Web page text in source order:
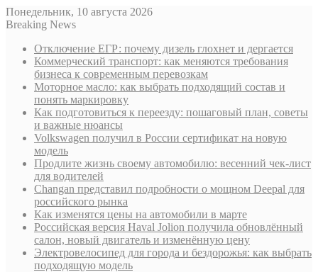
Понедельник, 10 августа 2026
Breaking News
Отключение ЕГР: почему дизель глохнет и дергается
Коммерческий транспорт: как меняются требования
бизнеса к современным перевозкам
Моторное масло: как выбрать подходящий состав и
понять маркировку
Как подготовиться к переезду: пошаговый план, советы
и важные нюансы
Volkswagen получил в России сертификат на новую
модель
Продлите жизнь своему автомобилю: весенний чек-лист
для водителей
Changan представил подробности о мощном Deepal для
российского рынка
Как изменятся цены на автомобили в марте
Российская версия Haval Jolion получила обновлённый
салон, новый двигатель и изменённую цену
Электровелосипед для города и бездорожья: как выбрать
подходящую модель